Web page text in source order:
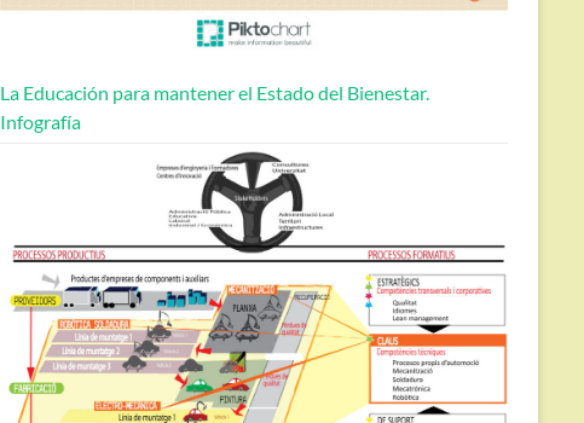
La Educación para mantener el Estado del Bienestar.
Infografía